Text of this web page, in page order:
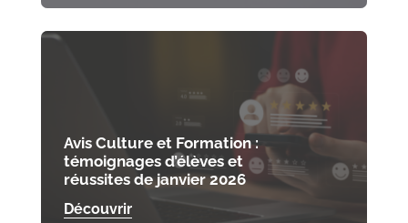
Avis Culture et Formation :
témoignages d’élèves et
réussites de janvier 2026
Découvrir